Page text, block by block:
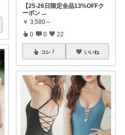
【25-26日限定全品13%OFFク
ーポン ...
￥ 3,580～
0 0 22
コレ いいね